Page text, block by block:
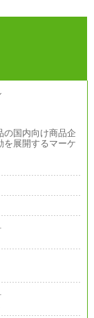
の国内向け商品企
を展開するマーケ